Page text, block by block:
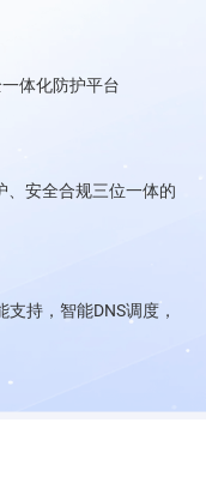
体化防护平台
、安全合规三位一体的
持，智能DNS调度，